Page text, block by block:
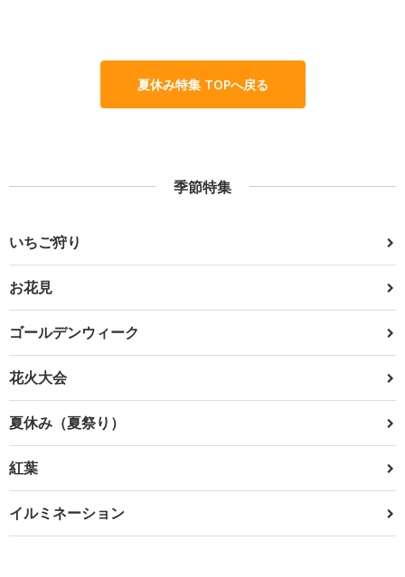
夏休み特集 TOPへ戻る
季節特集
いちご狩り
お花見
ゴールデンウィーク
花火大会
夏休み（夏祭り）
紅葉
イルミネーション